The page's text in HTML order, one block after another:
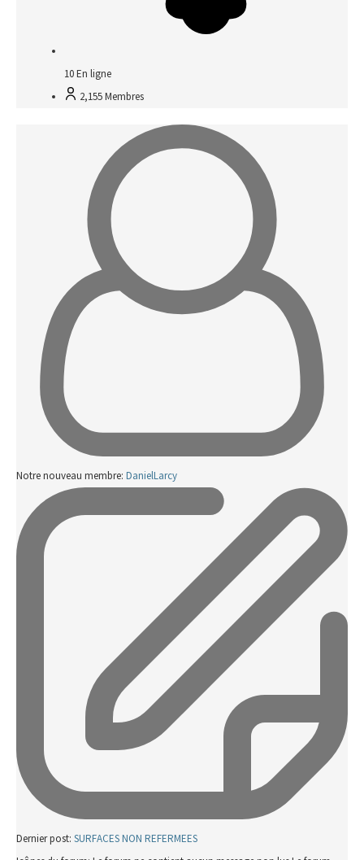
10En ligne
2,155Membres
Notre nouveau membre: DanielLarcy
Dernier post: SURFACES NON REFERMEES